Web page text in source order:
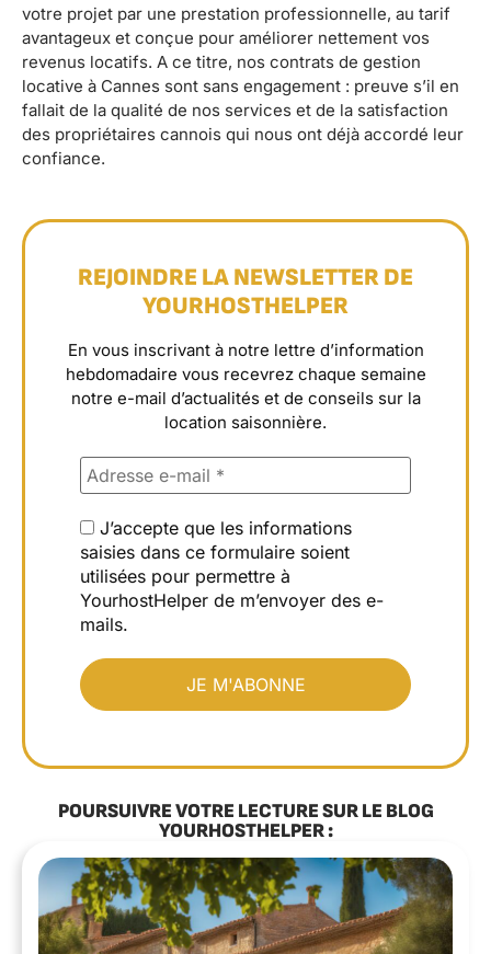
votre projet par une prestation professionnelle, au tarif
avantageux et conçue pour améliorer nettement vos
revenus locatifs. A ce titre, nos contrats de gestion
locative à Cannes sont sans engagement : preuve s’il en
fallait de la qualité de nos services et de la satisfaction
des propriétaires cannois qui nous ont déjà accordé leur
confiance.
REJOINDRE LA NEWSLETTER DE
YOURHOSTHELPER
En vous inscrivant à notre lettre d’information
hebdomadaire vous recevrez chaque semaine
notre e-mail d’actualités et de conseils sur la
location saisonnière.
J’accepte que les informations
saisies dans ce formulaire soient
utilisées pour permettre à
YourhostHelper de m’envoyer des e-
mails.
POURSUIVRE VOTRE LECTURE SUR LE BLOG
YOURHOSTHELPER :